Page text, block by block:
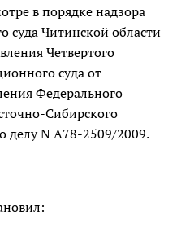
в порядке надзора
суда Читинской области
Четвертого
суда от
Федерального
Сибирского
делу N А78-2509/2009.